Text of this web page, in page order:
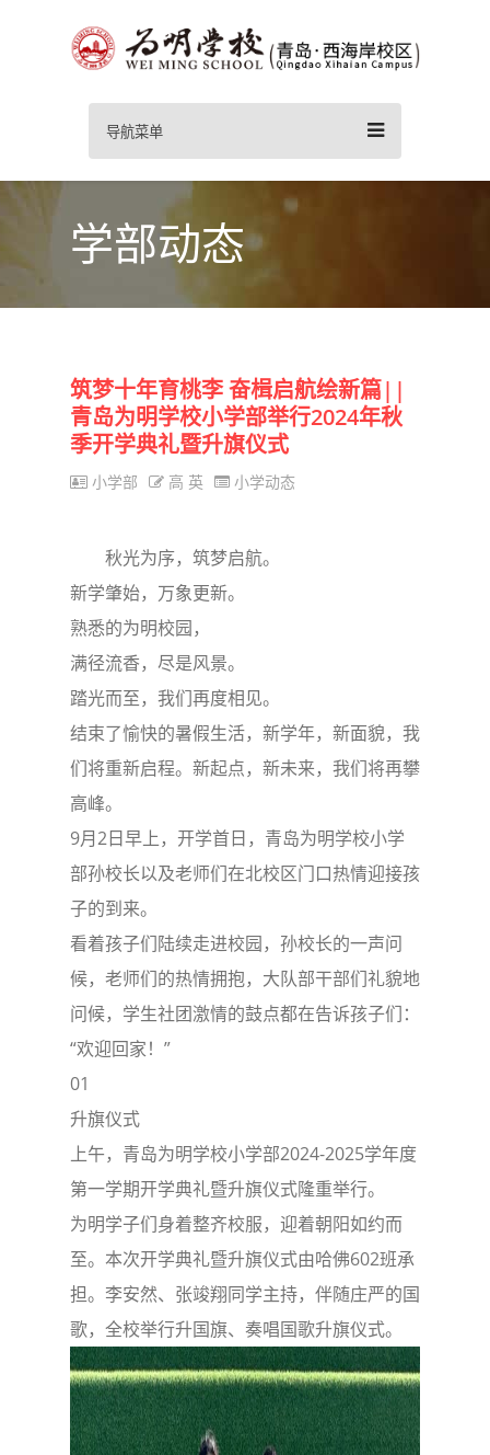
导航菜单
学部动态
筑梦十年育桃李 奋楫启航绘新篇||
青岛为明学校小学部举行2024年秋
季开学典礼暨升旗仪式
小学部 高 英 小学动态
秋光为序，筑梦启航。
新学肇始，万象更新。
熟悉的为明校园，
满径流香，尽是风景。
踏光而至，我们再度相见。
结束了愉快的暑假生活，新学年，新面貌，我
们将重新启程。新起点，新未来，我们将再攀
高峰。
9月2日早上，开学首日，青岛为明学校小学
部孙校长以及老师们在北校区门口热情迎接孩
子的到来。
看着孩子们陆续走进校园，孙校长的一声问
候，老师们的热情拥抱，大队部干部们礼貌地
问候，学生社团激情的鼓点都在告诉孩子们：
“欢迎回家！”
01
升旗仪式
上午，青岛为明学校小学部2024-2025学年度
第一学期开学典礼暨升旗仪式隆重举行。
为明学子们身着整齐校服，迎着朝阳如约而
至。本次开学典礼暨升旗仪式由哈佛602班承
担。李安然、张竣翔同学主持，伴随庄严的国
歌，全校举行升国旗、奏唱国歌升旗仪式。